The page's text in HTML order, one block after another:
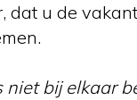
dat u de
bij elkaar